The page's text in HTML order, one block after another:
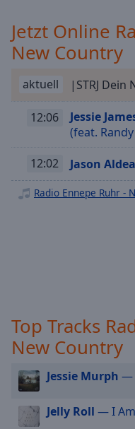
subtitles
settings
dialog
off,
Picture-
Picture
dialog
Escape
cancel
Radio Ennepe Ruhr
Radio Ennepe Ruhr -
Radio Ennepe Ruhr
Radio Ennepe Ruhr
Radio Ennepe Ruhr
Radio Ennepe Ruhr
Radio Ennepe
Jetzt Online
New Country
aktuell |STRJ Dein
12:06 Jessie
(feat.
12:02 Jason
Radio Ennepe Ruhr -
Top Tracks
New Country
Jessie Murph —
Jelly Roll — I